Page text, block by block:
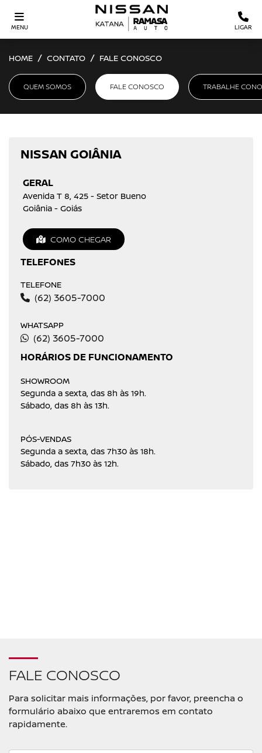
MENU LIGAR
HOME CONTATO FALE CONOSCO
QUEM SOMOS FALE CONOSCO TRABALHE
NISSAN GOIÂNIA
GERAL
Avenida T 8, 425 - Setor Bueno
Goiânia - Goiás
COMO CHEGAR
TELEFONES
TELEFONE
(62) 3605-7000
WHATSAPP
(62) 3605-7000
HORÁRIOS DE FUNCIONAMENTO
SHOWROOM
Segunda a sexta, das 8h às 19h.
Sábado, das 8h às 13h.
PÓS-VENDAS
Segunda a sexta, das 7h30 às 18h.
Sábado, das 7h30 às 12h.
FALE CONOSCO
Para solicitar mais informações, por favor, preencha o
formulário abaixo que entraremos em contato
rapidamente.